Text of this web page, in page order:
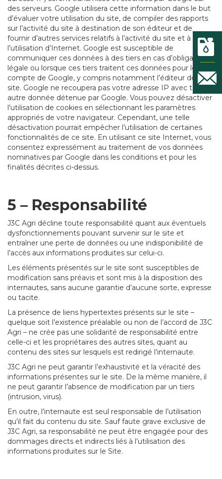
des serveurs. Google utilisera cette information dans le but
d’évaluer votre utilisation du site, de compiler des rapports
sur l’activité du site à destination de son éditeur et de
fournir d’autres services relatifs à l’activité du site et à
l’utilisation d’Internet. Google est susceptible de
communiquer ces données à des tiers en cas d’obligation
légale ou lorsque ces tiers traitent ces données pour le
compte de Google, y compris notamment l’éditeur de ce
site. Google ne recoupera pas votre adresse IP avec toute
autre donnée détenue par Google. Vous pouvez désactiver
l’utilisation de cookies en sélectionnant les paramètres
appropriés de votre navigateur. Cependant, une telle
désactivation pourrait empêcher l’utilisation de certaines
fonctionnalités de ce site. En utilisant ce site Internet, vous
consentez expressément au traitement de vos données
nominatives par Google dans les conditions et pour les
finalités décrites ci-dessus.
5 – Responsabilité
J3C Agri décline toute responsabilité quant aux éventuels
dysfonctionnements pouvant survenir sur le site et
entraîner une perte de données ou une indisponibilité de
l’accès aux informations produites sur celui-ci.
Les éléments présentés sur le site sont susceptibles de
modification sans préavis et sont mis à la disposition des
internautes, sans aucune garantie d’aucune sorte, expresse
ou tacite.
La présence de liens hypertextes présents sur le site –
quelque soit l’existence préalable ou non de l’accord de J3C
Agri – ne crée pas une solidarité de responsabilité entre
celle-ci et les propriétaires des autres sites, quant au
contenu des sites sur lesquels est redirigé l’internaute.
J3C Agri ne peut garantir l’exhaustivité et la véracité des
informations présentes sur le site. De la même manière, il
ne peut garantir l’absence de modification par un tiers
(intrusion, virus).
En outre, l’internaute est seul responsable de l’utilisation
qu’il fait du contenu du site. Sauf faute grave exclusive de
J3C Agri, sa responsabilité ne peut être engagée pour des
dommages directs et indirects liés à l’utilisation des
informations produites sur le Site.